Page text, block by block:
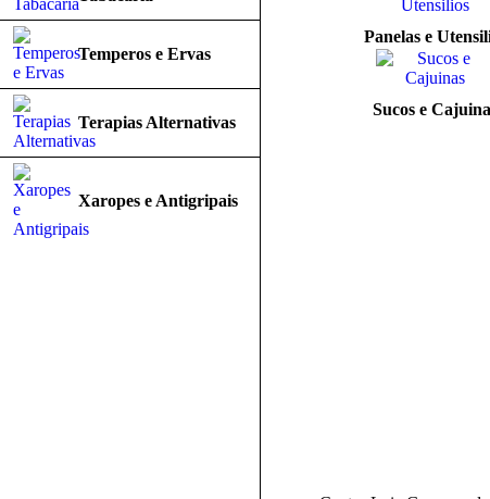
Temperos e Ervas
Terapias Alternativas
Xaropes e Antigripais
Panelas e
Sucos e